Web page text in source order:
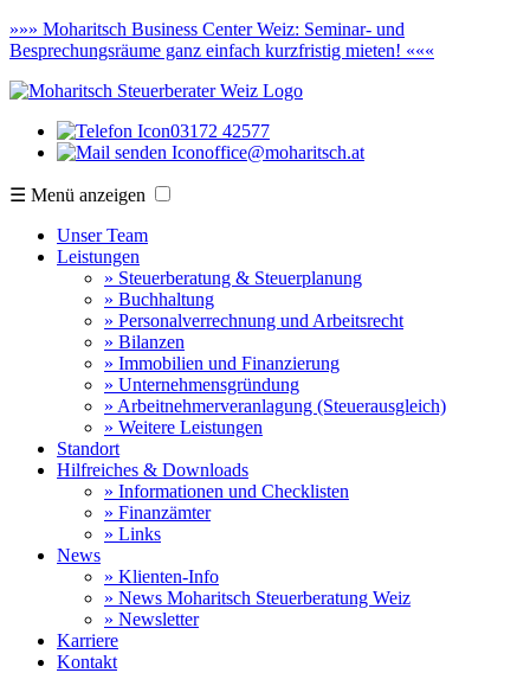
»»» Moharitsch Business Center Weiz: Seminar- und
Besprechungsräume ganz einfach kurzfristig mieten! «««
03172 42577
office@moharitsch.at
☰ Menü anzeigen
Unser Team
Leistungen
» Steuerberatung & Steuerplanung
» Buchhaltung
» Personalverrechnung und Arbeitsrecht
» Bilanzen
» Immobilien und Finanzierung
» Unternehmensgründung
» Arbeitnehmerveranlagung (Steuerausgleich)
» Weitere Leistungen
Standort
Hilfreiches & Downloads
» Informationen und Checklisten
» Finanzämter
» Links
News
» Klienten-Info
» News Moharitsch Steuerberatung Weiz
» Newsletter
Karriere
Kontakt